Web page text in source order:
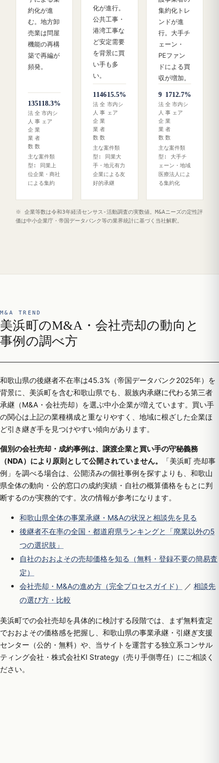
約化が進
む。地方卸
売業は問屋
機能の再構
築で再編が
頻発。
13
法
人
企
業
数
51
全
事
業
者
数
18.3%
市内シ
ェア
主な案件類
型: 同業上
位企業・商社
による集約
化が進行。
公共工事・
港湾工事な
ど安定需要
を背景に買
い手も多
い。
11
法
人
企
業
数
46
全
事
業
者
数
15.5%
市内シ
ェア
主な案件類
型: 同業大
手・地元有力
企業による友
好的承継
集約化トレ
ンドが進
行。大手チ
ェーン・
PEファン
ドによる買
収が増加。
9
法
人
企
業
数
17
全
事
業
者
数
12.7%
市内シ
ェア
主な案件類
型: 大手チ
ェーン・地域
医療法人によ
る集約化
※ 企業等数は令和3年経済センサス‐活動調査の実数値。M&Aニーズの定性評
価は中小企業庁・帝国データバンク等の業界統計に基づく当社解釈。
M&A TREND
美浜町のM&A・会社売却の動向と
事例の調べ方
和歌山県の後継者不在率は45.3%（帝国データバンク2025年）を
背景に、美浜町を含む和歌山県でも、親族内承継に代わる第三者
承継（M&A・会社売却）を選ぶ中小企業が増えています。買い手
の関心は上記の業種構成と重なりやすく、地域に根ざした企業ほ
ど引き継ぎ手を見つけやすい傾向があります。
個別の会社売却・成約事例は、譲渡企業と買い手の守秘義務
（NDA）により原則として公開されていません。
「美浜町 売却事
例」を調べる場合は、公開済みの個社事例を探すよりも、和歌山
県全体の動向・公的窓口の成約実績・自社の概算価格をもとに判
断するのが実務的です。次の情報が参考になります。
和歌山県全体の事業承継・M&Aの状況と相談先を見る
後継者不在率の全国・都道府県ランキングと「廃業以外の5
つの選択肢」
自社のおおよその売却価格を知る（無料・登録不要の簡易査
定）
会社売却・M&Aの進め方（完全プロセスガイド）
／ 相談先
の選び方・比較
美浜町での会社売却を具体的に検討する段階では、まず無料査定
でおおよその価格感を把握し、和歌山県の事業承継・引継ぎ支援
センター（公的・無料）や、当サイトを運営する独立系コンサル
ティング会社・株式会社KI Strategy（売り手側専任）にご相談く
ださい。